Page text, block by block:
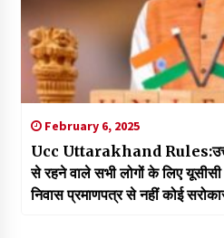
February 6, 2025
Ucc Uttarakhand
से रहने वाले सभी लोगों के लिए
निवास प्रमाणपत्र से नहीं कोई